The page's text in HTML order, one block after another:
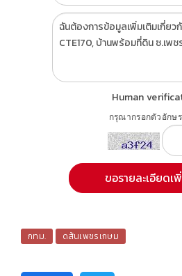
Human
กรุณากรอกตัวอักษ
กทม. ดส้นเพชรเกษม